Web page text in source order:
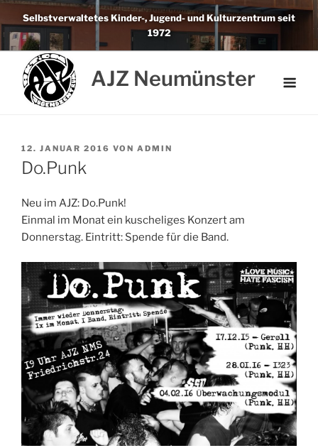
Weiter
zum
Inhalt
Selbstverwaltetes Kinder-, Jugend- und Kulturzentrum seit
1972
AJZ Neumünster
VERÖFFENTLICHT
AM
12. JANUAR 2016 VON ADMIN
Do.Punk
Neu im AJZ: Do.Punk!
Einmal im Monat ein kuscheliges Konzert am
Donnerstag. Eintritt: Spende für die Band.